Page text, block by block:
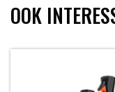
OOK